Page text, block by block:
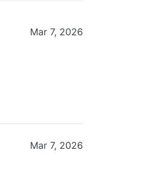
Mar 7, 2026
Mar 7, 2026